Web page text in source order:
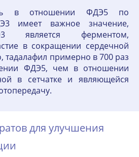
в отношении ФДЭ5 по
имеет важное значение,
является ферментом,
в сокращении сердечной
примерно в 700 раз
ФДЭ5, чем в отношении
в сетчатке и являющейся
для улучшения